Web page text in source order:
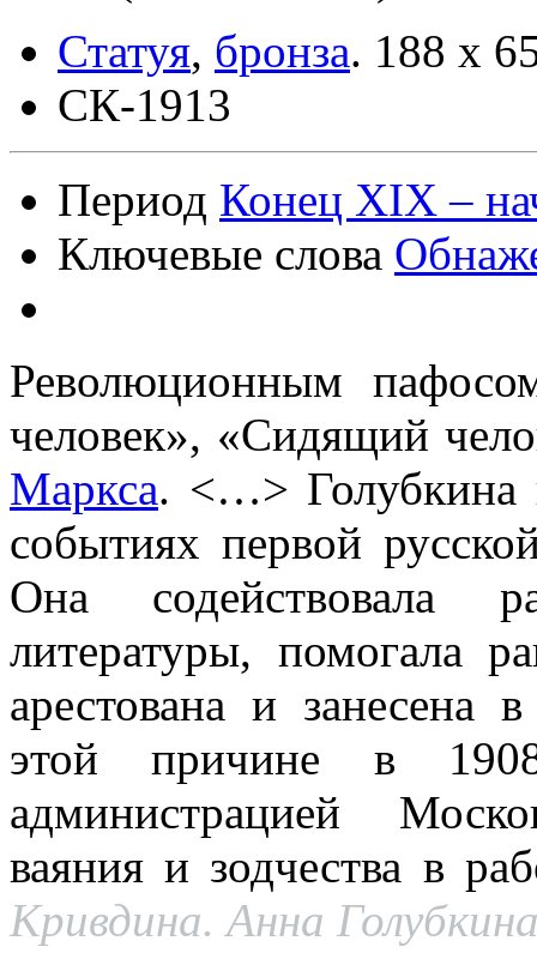
Статуя, бронза. 188 х
СК-1913
Период Конец XIX –
Ключевые слова
Революционным
человек», «Сидящий
Маркса. <…> Голубкина
событиях первой
Она содействовала
литературы, помогала
арестована и занесена
этой причине в
администрацией
ваяния и зодчества в
Кривдина. Анна